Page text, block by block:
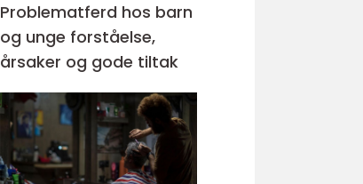
Problematferd hos barn
og unge forståelse,
årsaker og gode tiltak